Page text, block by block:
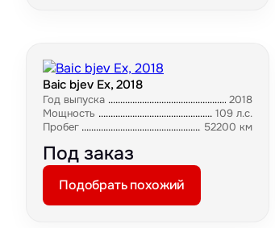
Baic bjev Ex, 2018
Год выпуска
2018
Мощность
109 л.с.
Пробег
52200 км
Под заказ
Подобрать похожий